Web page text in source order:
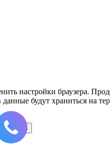
настройки браузера.
будут храниться на
Принять